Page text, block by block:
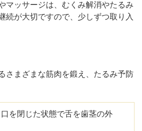
マッサージは、むくみ解消やたるみ
続が大切ですので、少しずつ取り入
さまざまな筋肉を鍛え、たるみ予防
を閉じた状態で舌を歯茎の外